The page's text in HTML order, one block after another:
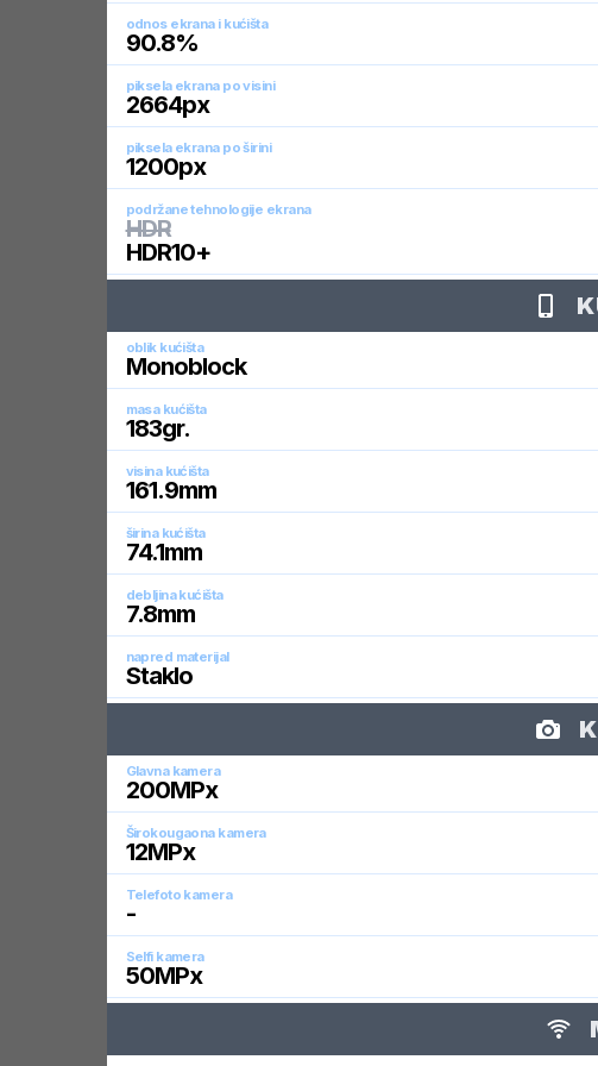
odnos ekrana i kućišta
90.8%
piksela ekrana po visini
2664px
piksela ekrana po širini
1200px
podržane tehnologije ekrana
HDR
HDR10+
oblik kućišta
Monoblock
masa kućišta
183gr.
visina kućišta
161.9mm
širina kućišta
74.1mm
debljina kućišta
7.8mm
napred materijal
Staklo
Glavna kamera
200MPx
Širokougaona kamera
12MPx
Telefoto kamera
-
Selfi kamera
50MPx